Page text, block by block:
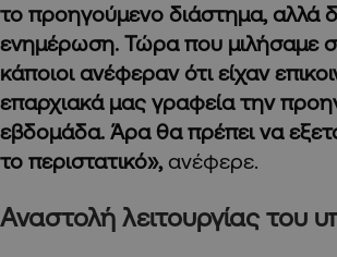
το προηγούμενο διάστημα, αλλά
ενημέρωση. Τώρα που μιλήσαμε
κάποιοι ανέφεραν ότι είχαν
επαρχιακά μας γραφεία την
εβδομάδα. Άρα θα πρέπει να
το περιστατικό», ανέφερε.
Αναστολή λειτουργίας του